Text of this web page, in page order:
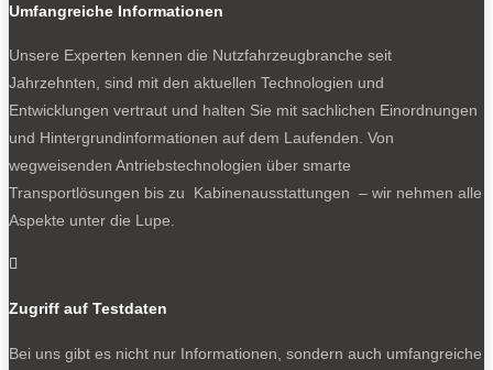
Umfangreiche Informationen
Unsere Experten kennen die Nutzfahrzeugbranche seit
Jahrzehnten, sind mit den aktuellen Technologien und
Entwicklungen vertraut und halten Sie mit sachlichen Einordnungen
und Hintergrundinformationen auf dem Laufenden. Von
wegweisenden Antriebstechnologien über smarte
Transportlösungen bis zu Kabinenausstattungen – wir nehmen alle
Aspekte unter die Lupe.

Zugriff auf Testdaten
Bei uns gibt es nicht nur Informationen, sondern auch umfangreiche